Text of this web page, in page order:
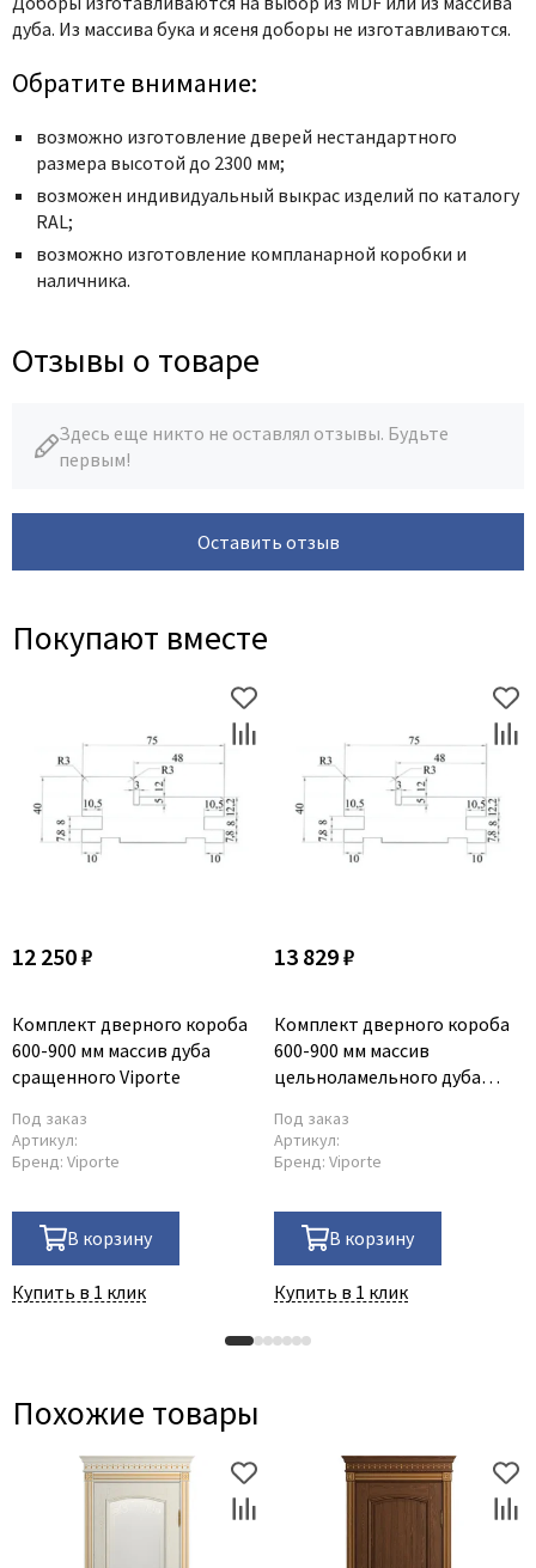
дуба. Из массива бука и ясеня доборы не изготавливаются.
Обратите внимание:
возможно изготовление дверей нестандартного
размера высотой до 2300 мм;
возможен индивидуальный выкрас изделий по каталогу
RAL;
возможно изготовление компланарной коробки и
наличника.
Отзывы о товаре
Здесь еще никто не оставлял отзывы. Будьте
первым!
Оставить отзыв
Покупают вместе
12 250 ₽
Комплект дверного короба
600-900 мм массив дуба
сращенного Viporte
Под заказ
Артикул:
Бренд: Viporte
В корзину
Купить в 1 клик
13 829 ₽
Комплект дверного короба
600-900 мм массив
цельноламельного дуба
Под заказ
Артикул:
Бренд: Viporte
В корзину
Купить в 1 клик
Похожие товары